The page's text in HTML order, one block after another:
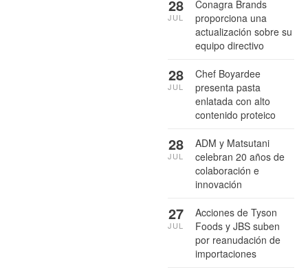
Conagra Brands
proporciona una
actualización sobre su
equipo directivo
28
JUL
Chef Boyardee
presenta pasta
enlatada con alto
contenido proteico
28
JUL
ADM y Matsutani
celebran 20 años de
colaboración e
innovación
28
JUL
Acciones de Tyson
Foods y JBS suben
por reanudación de
importaciones
27
JUL